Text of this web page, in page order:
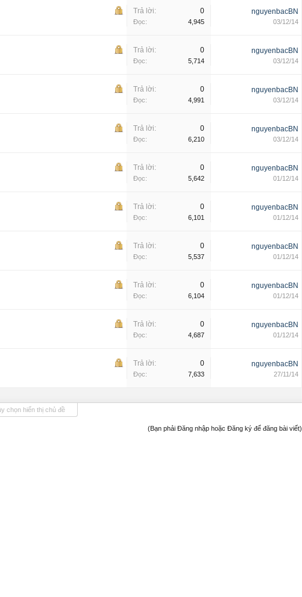
Trả lời: 0
Đọc: 4,945
nguyenbacBN
03/12/14
Trả lời: 0
Đọc: 5,714
nguyenbacBN
03/12/14
Trả lời: 0
Đọc: 4,991
nguyenbacBN
03/12/14
Trả lời: 0
Đọc: 6,210
nguyenbacBN
03/12/14
Trả lời: 0
Đọc: 5,642
nguyenbacBN
01/12/14
Trả lời: 0
Đọc: 6,101
nguyenbacBN
01/12/14
Trả lời: 0
Đọc: 5,537
nguyenbacBN
01/12/14
Trả lời: 0
Đọc: 6,104
nguyenbacBN
01/12/14
Trả lời: 0
Đọc: 4,687
nguyenbacBN
01/12/14
Trả lời: 0
Đọc: 7,633
nguyenbacBN
27/11/14
chọn hiển thị chủ đề
(Bạn phải Đăng nhập hoặc Đăng ký để đăng bài viết)